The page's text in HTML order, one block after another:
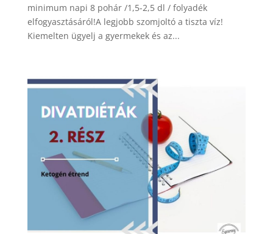
minimum napi 8 pohár /1,5-2,5 dl / folyadék
elfogyasztásáról!A legjobb szomjoltó a tiszta víz!
Kiemelten ügyelj a gyermekek és az...